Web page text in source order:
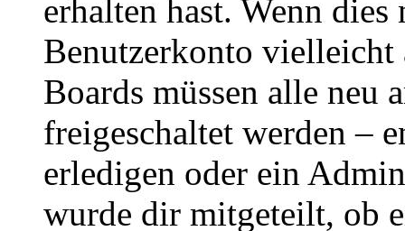
erhalten hast. Wenn
Benutzerkonto
Boards müssen alle neu
freigeschaltet werden –
erledigen oder ein
wurde dir mitgeteilt, ob